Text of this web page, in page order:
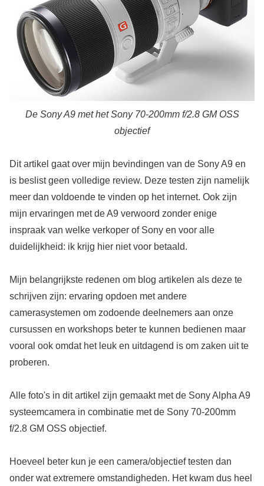
De Sony A9 met het Sony 70-200mm f/2.8 GM OSS
objectief
Dit artikel gaat over mijn bevindingen van de Sony A9 en
is beslist geen volledige review. Deze testen zijn namelijk
meer dan voldoende te vinden op het internet. Ook zijn
mijn ervaringen met de A9 verwoord zonder enige
inspraak van welke verkoper of Sony en voor alle
duidelijkheid: ik krijg hier niet voor betaald.
Mijn belangrijkste redenen om blog artikelen als deze te
schrijven zijn: ervaring opdoen met andere
camerasystemen om zodoende deelnemers aan onze
cursussen en workshops beter te kunnen bedienen maar
vooral ook omdat het leuk en uitdagend is om zaken uit te
proberen.
Alle foto's in dit artikel zijn gemaakt met de Sony Alpha A9
systeemcamera in combinatie met de Sony 70-200mm
f/2.8 GM OSS objectief.
Hoeveel beter kun je een camera/objectief testen dan
onder wat extremere omstandigheden. Het kwam dus heel